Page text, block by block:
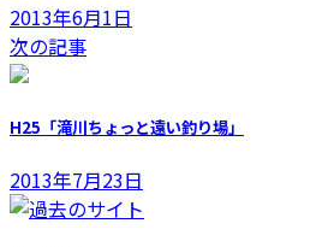
2013年6月1日
次の記事
H25「滝川ちょっと遠い釣り場」
2013年7月23日